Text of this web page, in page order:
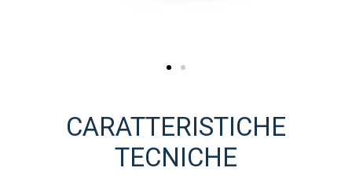
CARATTERISTICHE
TECNICHE